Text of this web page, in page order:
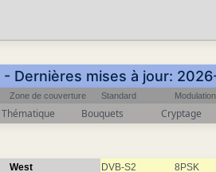
- Dernières mises à jour:
Zone de couverture Standard Modulation
Thématique Bouquets Cryptage
West DVB-S2 8PSK